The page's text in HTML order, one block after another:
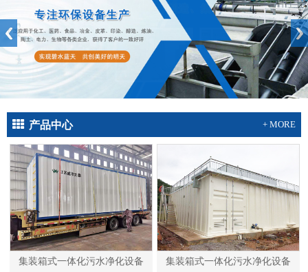
产品中心 + MORE
集装箱式一体化污水净化设备 集装箱式一体化污水净化设备